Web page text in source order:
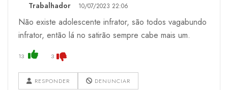
Trabalhador 10/07/2023 22:06
Não existe adolescente infrator, são todos vagabundo
infrator, então lá no satirão sempre cabe mais um.
13 3
RESPONDER DENUNCIAR